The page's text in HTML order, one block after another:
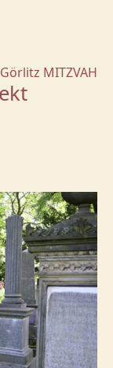
MITZVAH